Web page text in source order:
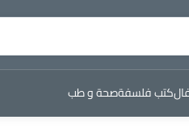
كتب فلسفةصحة و طب